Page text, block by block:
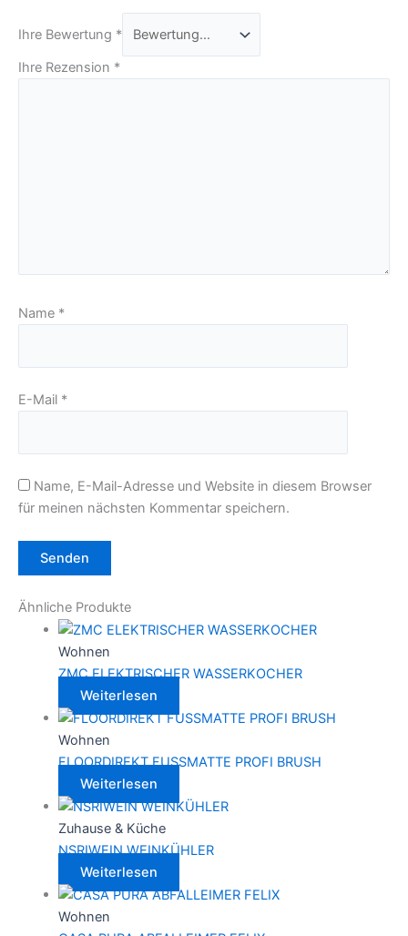
Ihre Bewertung *
Ihre Rezension *
Name *
E-Mail *
Name, E-Mail-Adresse und Website in diesem Browser
für meinen nächsten Kommentar speichern.
Ähnliche Produkte
Wohnen
ZMC ELEKTRISCHER WASSERKOCHER
Weiterlesen
Wohnen
FLOORDIREKT FUSSMATTE PROFI BRUSH
Weiterlesen
Zuhause & Küche
NSRIWEIN WEINKÜHLER
Weiterlesen
Wohnen